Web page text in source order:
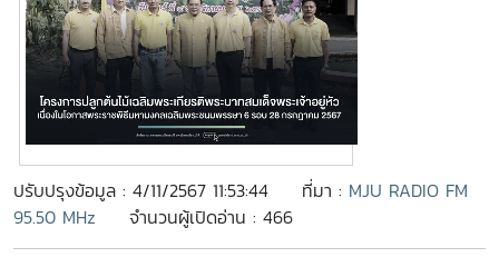
ปรับปรุงข้อมูล : 4/11/2567 11:53:44 ที่มา : MJU RADIO FM
95.50 MHz
จำนวนผู้เปิดอ่าน : 466